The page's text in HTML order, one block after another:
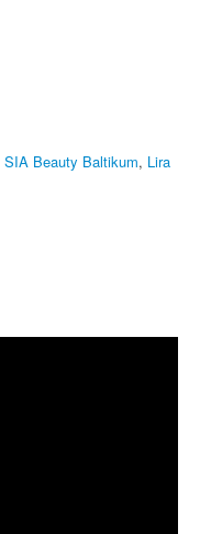
SIA Beauty Baltikum, Lira